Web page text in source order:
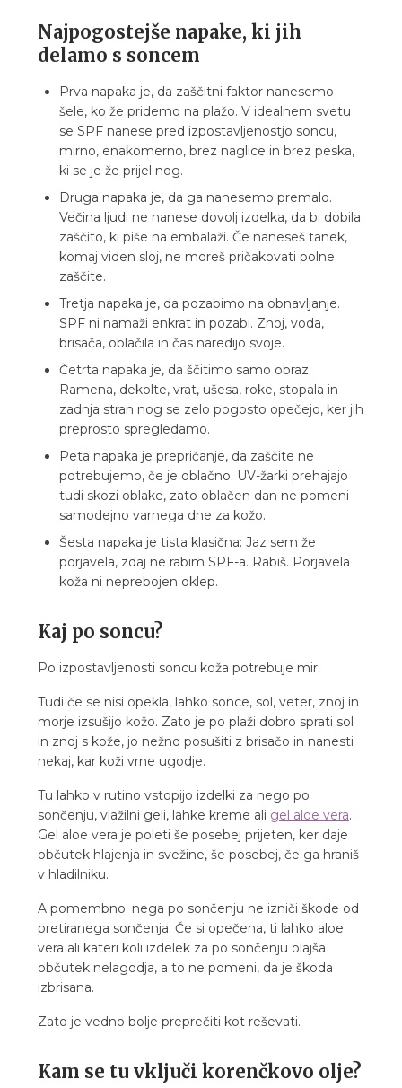
Najpogostejše napake, ki jih
delamo s soncem
Prva napaka je, da zaščitni faktor nanesemo
šele, ko že pridemo na plažo. V idealnem svetu
se SPF nanese pred izpostavljenostjo soncu,
mirno, enakomerno, brez naglice in brez peska,
ki se je že prijel nog.
Druga napaka je, da ga nanesemo premalo.
Večina ljudi ne nanese dovolj izdelka, da bi dobila
zaščito, ki piše na embalaži. Če naneseš tanek,
komaj viden sloj, ne moreš pričakovati polne
zaščite.
Tretja napaka je, da pozabimo na obnavljanje.
SPF ni namaži enkrat in pozabi. Znoj, voda,
brisača, oblačila in čas naredijo svoje.
Četrta napaka je, da ščitimo samo obraz.
Ramena, dekolte, vrat, ušesa, roke, stopala in
zadnja stran nog se zelo pogosto opečejo, ker jih
preprosto spregledamo.
Peta napaka je prepričanje, da zaščite ne
potrebujemo, če je oblačno. UV-žarki prehajajo
tudi skozi oblake, zato oblačen dan ne pomeni
samodejno varnega dne za kožo.
Šesta napaka je tista klasična: Jaz sem že
porjavela, zdaj ne rabim SPF-a. Rabiš. Porjavela
koža ni neprebojen oklep.
Kaj po soncu?
Po izpostavljenosti soncu koža potrebuje mir.
Tudi če se nisi opekla, lahko sonce, sol, veter, znoj in
morje izsušijo kožo. Zato je po plaži dobro sprati sol
in znoj s kože, jo nežno posušiti z brisačo in nanesti
nekaj, kar koži vrne ugodje.
Tu lahko v rutino vstopijo izdelki za nego po
sončenju, vlažilni geli, lahke kreme ali gel aloe vera.
Gel aloe vera je poleti še posebej prijeten, ker daje
občutek hlajenja in svežine, še posebej, če ga hraniš
v hladilniku.
A pomembno: nega po sončenju ne izniči škode od
pretiranega sončenja. Če si opečena, ti lahko aloe
vera ali kateri koli izdelek za po sončenju olajša
občutek nelagodja, a to ne pomeni, da je škoda
izbrisana.
Zato je vedno bolje preprečiti kot reševati.
Kam se tu vključi korenčkovo olje?